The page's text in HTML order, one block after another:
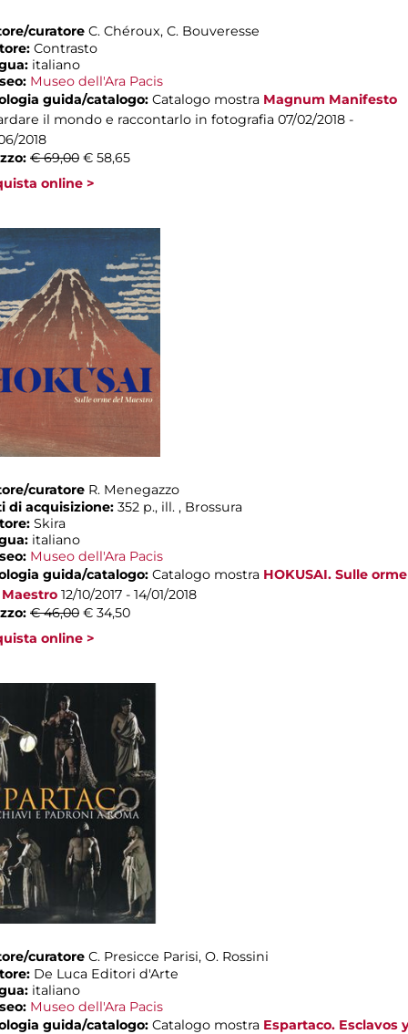
curatore C. Chéroux, C. Bouveresse
Contrasto
italiano
Museo dell'Ara Pacis
guida/catalogo: Catalogo mostra Magnum Manifesto
il mondo e raccontarlo in fotografia 07/02/2018 -
2018
€ 69,00 € 58,65
online >
curatore R. Menegazzo
di acquisizione: 352 p., ill. , Brossura
Skira
italiano
Museo dell'Ara Pacis
guida/catalogo: Catalogo mostra HOKUSAI. Sulle orme
12/10/2017 - 14/01/2018
€ 46,00 € 34,50
online >
curatore C. Presicce Parisi, O. Rossini
De Luca Editori d'Arte
italiano
Museo dell'Ara Pacis
guida/catalogo: Catalogo mostra Espartaco. Esclavos